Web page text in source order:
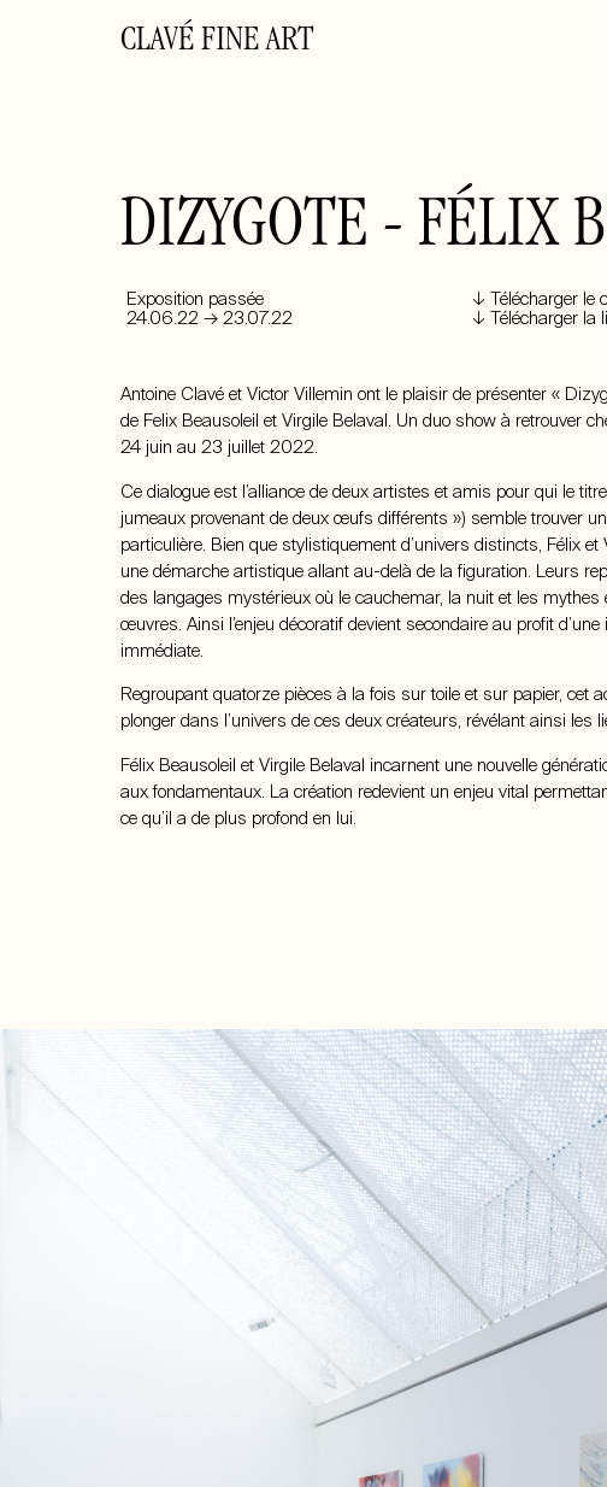
CLAVÉ FINE ART
DIZYGOTE - FÉLIX
Exposition passée
24.06.22 → 23.07.22
↓ Télécharger le
↓ Télécharger la
Antoine Clavé et Victor Villemin ont le plaisir de présenter «
de Felix Beausoleil et Virgile Belaval. Un duo show à retrouver
24 juin au 23 juillet 2022.
Ce dialogue est l’alliance de deux artistes et amis pour qui le
jumeaux provenant de deux œufs différents ») semble trouver
particulière. Bien que stylistiquement d’univers distincts, Félix
une démarche artistique allant au-delà de la figuration. Leurs
des langages mystérieux où le cauchemar, la nuit et les mythes
œuvres. Ainsi l’enjeu décoratif devient secondaire au profit
immédiate.
Regroupant quatorze pièces à la fois sur toile et sur papier, cet
plonger dans l’univers de ces deux créateurs, révélant ainsi les
Félix Beausoleil et Virgile Belaval incarnent une nouvelle
aux fondamentaux. La création redevient un enjeu vital
ce qu’il a de plus profond en lui.